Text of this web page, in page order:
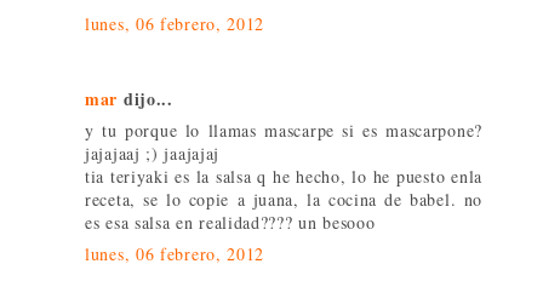
lunes, 06 febrero, 2012
mar dijo...
y tu porque lo llamas mascarpe si es mascarpone?
jajajaaj ;) jaajajaj
tia teriyaki es la salsa q he hecho, lo he puesto enla
receta, se lo copie a juana, la cocina de babel. no
es esa salsa en realidad???? un besooo
lunes, 06 febrero, 2012